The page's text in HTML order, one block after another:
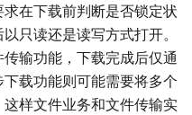
在下载前判断是否锁定状
只读还是读写方式打开。
输功能，下载完成后仅通
载功能则可能需要将多个
样文件业务和文件传输实